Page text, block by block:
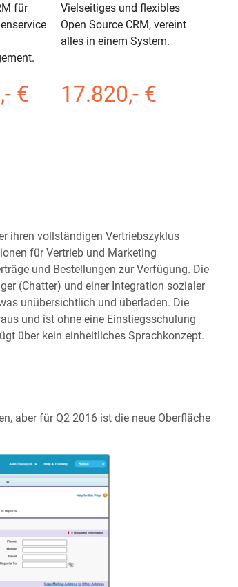
für
Vielseitiges und flexibles
Open Source CRM, vereint
alles in einem System.
€ 17.820,- €
ihren vollständigen Vertriebszyklus
für Vertrieb und Marketing
und Bestellungen zur Verfügung. Die
(Chatter) und einer Integration sozialer
unübersichtlich und überladen. Die
und ist ohne eine Einstiegsschulung
über kein einheitliches Sprachkonzept.
aber für Q2 2016 ist die neue Oberfläche